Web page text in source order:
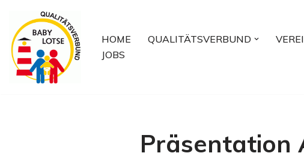
Zum
Inhalt
springen
HOME QUALITÄTSVERBUND
JOBS
Präsentation